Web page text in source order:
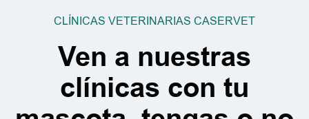
CLÍNICAS VETERINARIAS CASERVET
Ven a nuestras
clínicas con tu